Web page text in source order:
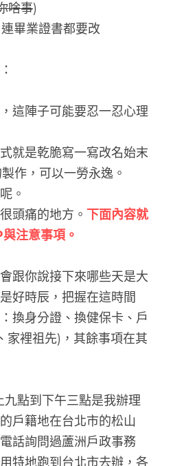
啥事)
畢業證書都要改
這陣子可能要忍一忍心理
就是乾脆寫一寫改名始末
作，可以一勞永逸。
。
頭痛的地方。 下面內容就
注意事項。
跟你說接下來哪些天是大
好時辰，把握在這時間
換身分證、換健保卡、戶
家裡祖先)，其餘事項在其
點到下午三點是我辦理
戶籍地在台北市的松山
話詢問過蘆洲戶政事務
特地跑到台北市去辦，各